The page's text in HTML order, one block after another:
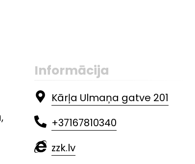
Informācija
Kārļa Ulmaņa gatve 201
+37167810340
zzk.lv